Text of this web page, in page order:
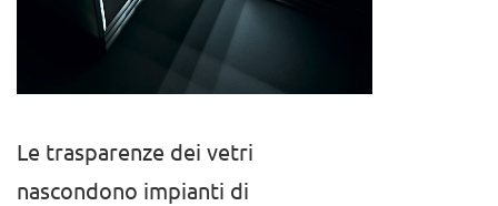
Le trasparenze dei vetri
nascondono impianti di